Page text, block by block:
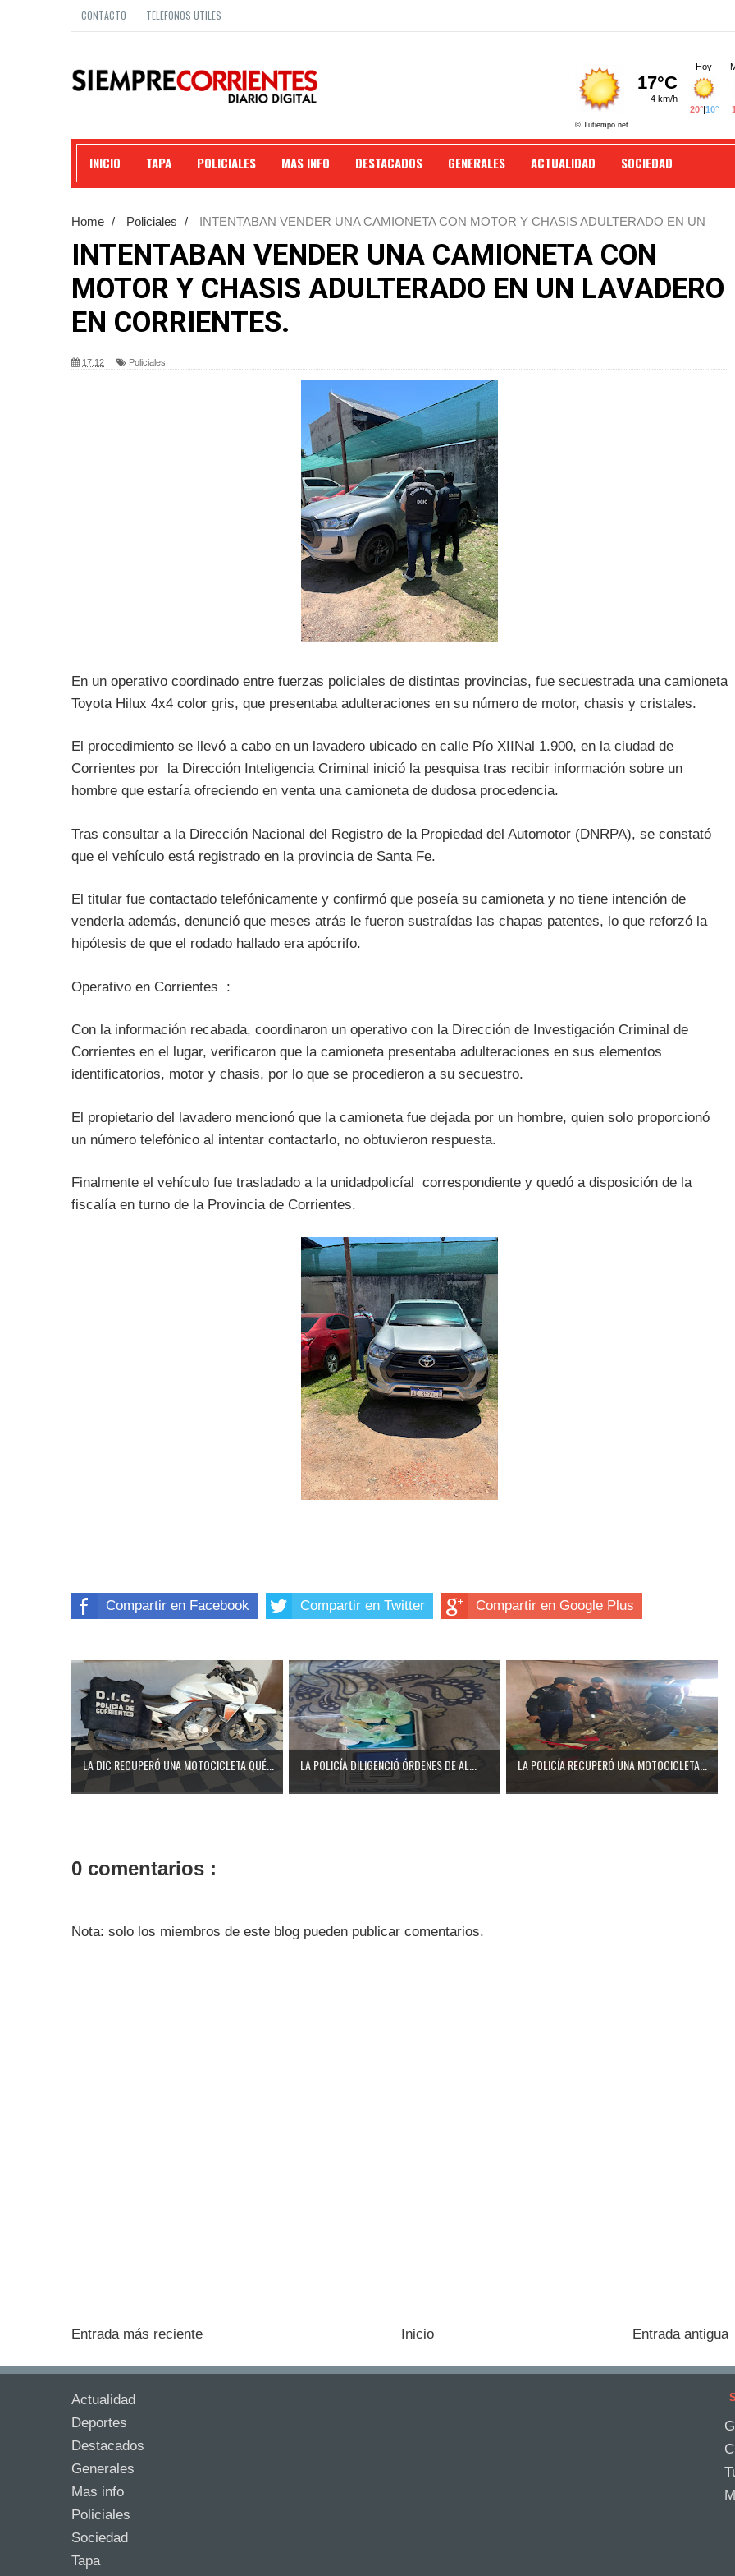
CONTACTO TELEFONOS UTILES
INICIO TAPA POLICIALES MAS INFO DESTACADOS GENERALES ACTUALIDAD SOCIEDAD
Home / Policiales /
INTENTABAN VENDER UNA CAMIONETA CON MOTOR Y CHASIS ADULTERADO EN UN
INTENTABAN VENDER UNA CAMIONETA CON
MOTOR Y CHASIS ADULTERADO EN UN LAVADERO
EN CORRIENTES.
17:12 Policiales
En un operativo coordinado entre fuerzas policiales de distintas provincias, fue secuestrada una camioneta
Toyota Hilux 4x4 color gris, que presentaba adulteraciones en su número de motor, chasis y cristales.
El procedimiento se llevó a cabo en un lavadero ubicado en calle Pío XIINal 1.900, en la ciudad de
Corrientes por la Dirección Inteligencia Criminal inició la pesquisa tras recibir información sobre un
hombre que estaría ofreciendo en venta una camioneta de dudosa procedencia.
Tras consultar a la Dirección Nacional del Registro de la Propiedad del Automotor (DNRPA), se constató
que el vehículo está registrado en la provincia de Santa Fe.
El titular fue contactado telefónicamente y confirmó que poseía su camioneta y no tiene intención de
venderla además, denunció que meses atrás le fueron sustraídas las chapas patentes, lo que reforzó la
hipótesis de que el rodado hallado era apócrifo.
Operativo en Corrientes :
Con la información recabada, coordinaron un operativo con la Dirección de Investigación Criminal de
Corrientes en el lugar, verificaron que la camioneta presentaba adulteraciones en sus elementos
identificatorios, motor y chasis, por lo que se procedieron a su secuestro.
El propietario del lavadero mencionó que la camioneta fue dejada por un hombre, quien solo proporcionó
un número telefónico al intentar contactarlo, no obtuvieron respuesta.
Finalmente el vehículo fue trasladado a la unidadpolicíal correspondiente y quedó a disposición de la
fiscalía en turno de la Provincia de Corrientes.
Compartir en Facebook Compartir en Twitter Compartir en Google Plus
LA DIC RECUPERÓ UNA MOTOCICLETA QUÉ... LA POLICÍA DILIGENCIÓ ÓRDENES DE AL... LA POLICÍA RECUPERÓ UNA MOTOCICLETA...
0 comentarios :
Nota: solo los miembros de este blog pueden publicar comentarios.
Entrada más reciente Entrada antigua
Inicio
Actualidad
Deportes
Destacados
Generales
Mas info
Policiales
Sociedad
Tapa